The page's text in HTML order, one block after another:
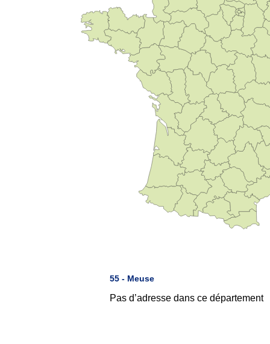
55 - Meuse
Pas d’adresse dans ce département